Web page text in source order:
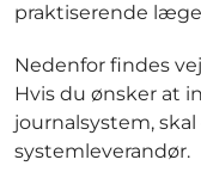
praktiserende
Nedenfor findes
Hvis du ønsker at
journalsystem,
systemleverandør.